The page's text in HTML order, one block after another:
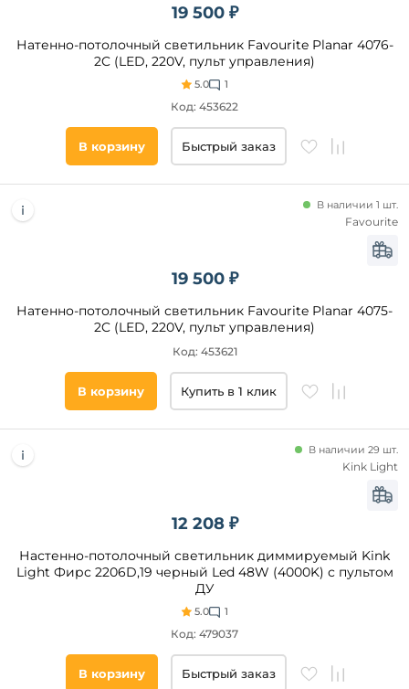
19 500 ₽
Натенно-потолочный светильник Favourite Planar 4076-
2C (LED, 220V, пульт управления)
5.0 1
Код: 453622
В корзину Быстрый заказ
19 500 ₽
Натенно-потолочный светильник Favourite Planar 4075-
2C (LED, 220V, пульт управления)
В наличии 1 шт.
Код: 453621
Favourite
В корзину Купить в 1 клик
12 208 ₽
Настенно-потолочный светильник диммируемый Kink
Light Фирс 2206D,19 черный Led 48W (4000K) с пультом
ДУ
5.0 1
В наличии 29 шт.
Код: 479037
Kink Light
В корзину Быстрый заказ